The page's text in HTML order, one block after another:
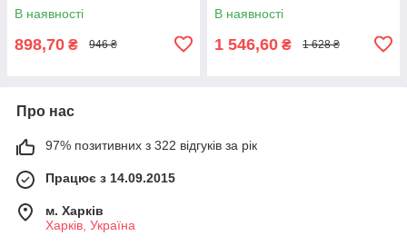
В наявності
898,70 ₴ 946 ₴
В наявності
1 546,60 ₴ 1 628 ₴
Про нас
97% позитивних з 322 відгуків за рік
Працює з 14.09.2015
м. Харків
Харків, Україна